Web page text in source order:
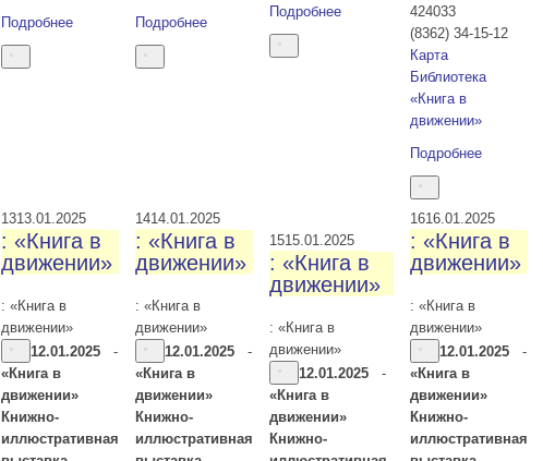
Подробнее
Подробнее
Подробнее
424033
(8362) 34-15-12
Карта
Библиотека
«Книга в
движении»
Подробнее
1313.01.2025
: «Книга в
движении»
: «Книга в
движении»
12.01.2025
-
«Книга в
движении»
Книжно-
иллюстративная
1414.01.2025
: «Книга в
движении»
: «Книга в
движении»
12.01.2025
-
«Книга в
движении»
Книжно-
иллюстративная
1515.01.2025
: «Книга в
движении»
: «Книга в
движении»
12.01.2025
-
«Книга в
движении»
Книжно-
1616.01.2025
: «Книга в
движении»
: «Книга в
движении»
12.01.2025
-
«Книга в
движении»
Книжно-
иллюстративная